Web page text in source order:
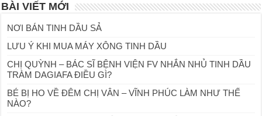
BÀI VIẾT MỚI
NƠI BÁN TINH DẦU SẢ
LƯU Ý KHI MUA MÁY XÔNG TINH DẦU
CHỊ QUỲNH – BÁC SĨ BỆNH VIỆN FV NHẮN NHỦ TINH DẦU
TRÀM DAGIAFA ĐIỀU GÌ?
BÉ BỊ HO VỀ ĐÊM CHỊ VÂN – VĨNH PHÚC LÀM NHƯ THẾ
NÀO?